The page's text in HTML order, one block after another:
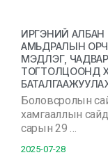
ИРГЭНИЙ
АМЬДРАЛЫН
МЭДЛЭГ,
ТОГТОЛЦООНД
Боловсролын
хамгааллын
сарын 29 …
2025-07-28